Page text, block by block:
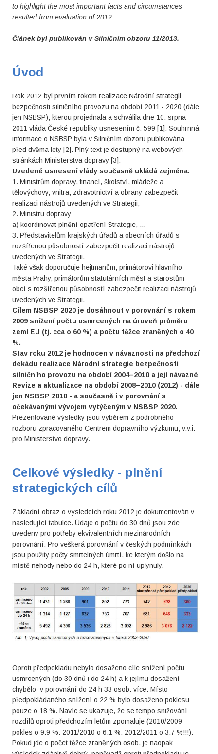
to highlight the most important facts and circumstances
resulted from evaluation of 2012.
Článek byl publikován v Silničním obzoru 11/2013.
Úvod
Rok 2012 byl prvním rokem realizace Národní strategii
bezpečnosti silničního provozu na období 2011 - 2020 (dále
jen NSBSP), kterou projednala a schválila dne 10. srpna
2011 vláda České republiky usnesením č. 599 [1]. Souhrnná
informace o NSBSP byla v Silničním obzoru publikována
před dvěma lety [2]. Plný text je dostupný na webových
stránkách Ministerstva dopravy [3].
Uvedené usnesení vlády současně ukládá zejména:
1. Ministrům dopravy, financí, školství, mládeže a
tělovýchovy, vnitra, zdravotnictví a obrany zabezpečit
realizaci nástrojů uvedených ve Strategii,
2. Ministru dopravy
a) koordinovat plnění opatření Strategie, …
3. Představitelům krajských úřadů a obecních úřadů s
rozšířenou působností zabezpečit realizaci nástrojů
uvedených ve Strategii.
Také však doporučuje hejtmanům, primátorovi hlavního
města Prahy, primátorům statutárních měst a starostům
obcí s rozšířenou působností zabezpečit realizaci nástrojů
uvedených ve Strategii.
Cílem NSBSP 2020 je dosáhnout v porovnání s rokem
2009 snížení počtu usmrcených na úroveň průměru
zemí EU (tj. cca o 60 %) a počtu těžce zraněných o 40
%.
Stav roku 2012 je hodnocen v návaznosti na předchozí
dekádu realizace Národní strategie bezpečnosti
silničního provozu na období 2004–2010 a její návazné
Revize a aktualizace na období 2008–2010 (2012) - dále
jen NSBSP 2010 - a současně i v porovnání s
očekávanými vývojem vytýčeným v NSBSP 2020.
Prezentované výsledky jsou výběrem z podrobného
rozboru zpracovaného Centrem dopravního výzkumu, v.v.i.
pro Ministerstvo dopravy.
Celkové výsledky - plnění
strategických cílů
Základní obraz o výsledcích roku 2012 je dokumentován v
následující tabulce. Údaje o počtu do 30 dnů jsou zde
uvedeny pro potřeby ekvivalentních mezinárodních
porovnání. Pro veškerá porovnání v českých podmínkách
jsou použity počty smrtelných úmrtí, ke kterým došlo na
místě nehody nebo do 24 h, které po ní uplynuly.
Oproti předpokladu nebylo dosaženo cíle snížení počtu
usmrcených (do 30 dnů i do 24 h) a k jejímu dosažení
chybělo v porovnání do 24 h 33 osob. více. Místo
předpokládaného snížení o 22 % bylo dosaženo poklesu
pouze o 18 %. Navíc se ukazuje, že se tempo snižování
rozdílů oproti předchozím letům zpomaluje (2010/2009
pokles o 9,9 %, 2011/2010 o 6,1 %, 2012/2011 o 3,7 %!!!).
Pokud jde o počet těžce zraněných osob, je naopak